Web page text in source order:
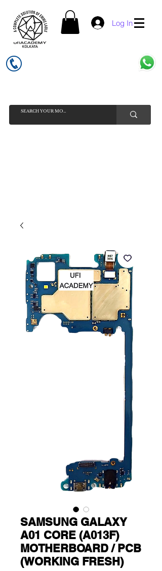
Log In
SAMSUNG GALAXY
A01 CORE (A013F)
MOTHERBOARD / PCB
(WORKING FRESH)